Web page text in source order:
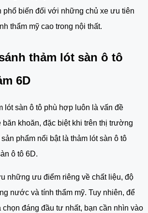
phổ biến đối với những chủ xe ưu tiên
thẩm mỹ cao trong nội thất.
thảm lót sàn ô tô
6D
lót sàn ô tô phù hợp luôn là vấn đề
băn khoăn, đặc biệt khi trên thị trường
phẩm nổi bật là thảm lót sàn ô tô
ô tô 6D.
những ưu điểm riêng về chất liệu, độ
nước và tính thẩm mỹ. Tuy nhiên, để
đáng đầu tư nhất, bạn cần nhìn vào